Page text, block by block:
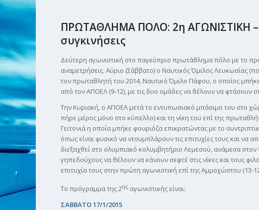
ΠΡΩΤΑΘΛΗΜΑ ΠΟΛΟ: 2η ΑΓΩΝΙΣΤΙΚΗ –
συγκινήσεις
Δεύτερη αγωνιστική στο παγκύπριο πρωτάθλημα πόλο με το
αναμετρήσεις. Αύριο (Σάββατο) ο Ναυτικός Όμιλος Λευκωσίας
τον πρωταθλητή του 2014, Ναυτικό Όμιλο Πάφου, ο οποίος
από τον ΑΠΟΕΛ (9-12), με τις δυο ομάδες να θέλουν να φτάσουν
Την Κυριακή, ο ΑΠΟΕΛ μετά το εντυπωσιακό μπάσιμο του στο
πήρε μέρος μόνο στο κύπελλο) και τη νίκη του επί της
Γειτονιά η οποία μπήκε φουριόζα επικρατώντας με το
όπως είναι φυσικό να ντουμπλάρουν τις επιτυχίες τους και
διεξαχθεί στο ολυμπιακό κολυμβητήριο Λεμεσού, ανάμεσα στον
γηπεδούχους να θέλουν να κάνουν σεφτέ στις νίκες και τους
επιτυχία τους στην πρώτη αγωνιστική επί της Αμμοχώστου (13-
Το πρόγραμμα της 2ης αγωνιστικής είναι:
ΣΑΒΒΑΤΟ 17/1/2015